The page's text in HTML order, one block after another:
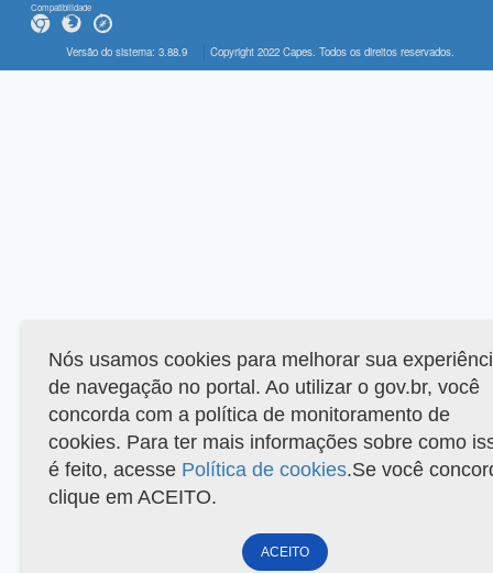
Compatibilidade
Versão do sistema: 3.88.9 Copyright 2022 Capes. Todos os direitos reservados.
Nós usamos cookies para melhorar sua
de navegação no portal. Ao utilizar o gov.br, você
concorda com a política de monitoramento de
cookies. Para ter mais informações sobre como
é feito, acesse Política de cookies.Se você
clique em ACEITO.
ACEITO